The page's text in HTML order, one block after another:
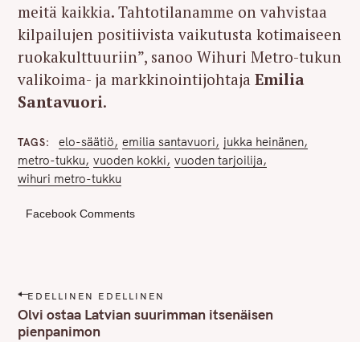
meitä kaikkia. Tahtotilanamme on vahvistaa
kilpailujen positiivista vaikutusta kotimaiseen
ruokakulttuuriin”, sanoo Wihuri Metro-tukun
valikoima- ja markkinointijohtaja Emilia
Santavuori.
TAGS elo-säätiö emilia santavuori
jukka heinänen
metro-tukku vuoden kokki vuoden tarjoilija
wihuri metro-tukku
Facebook Comments
P
o
s
EDELLINEN EDELLINEN
Olvi ostaa Latvian suurimman itsenäisen
pienpanimon